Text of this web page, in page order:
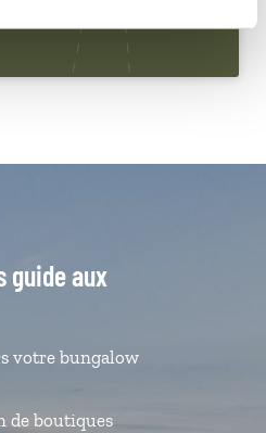
guide aux
votre bungalow
de boutiques